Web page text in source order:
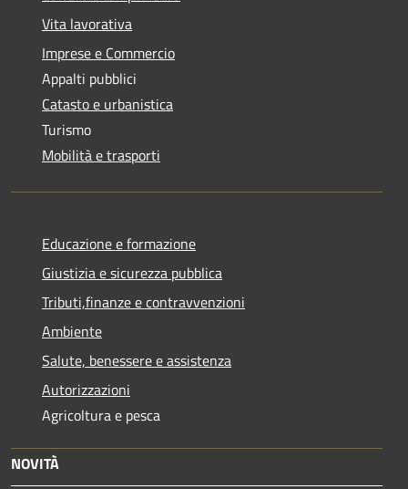
Vita lavorativa
Imprese e Commercio
Appalti pubblici
Catasto e urbanistica
Turismo
Mobilità e trasporti
Educazione e formazione
Giustizia e sicurezza pubblica
Tributi,finanze e contravvenzioni
Ambiente
Salute, benessere e assistenza
Autorizzazioni
Agricoltura e pesca
NOVITÀ